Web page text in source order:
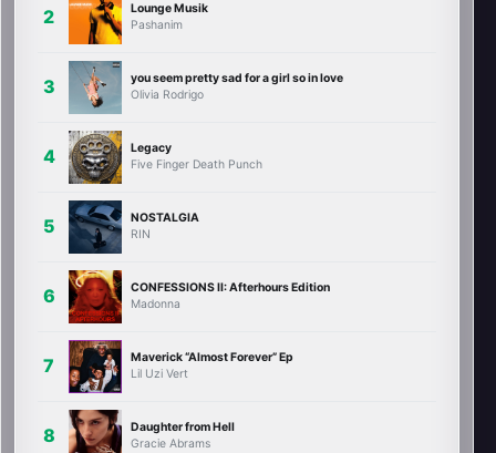
Lounge Musik
Pashanim
you seem pretty sad for a girl so in love
Olivia Rodrigo
Legacy
Five Finger Death Punch
NOSTALGIA
RIN
CONFESSIONS II: Afterhours Edition
Madonna
Maverick “Almost Forever” Ep
Lil Uzi Vert
Daughter from Hell
Gracie Abrams